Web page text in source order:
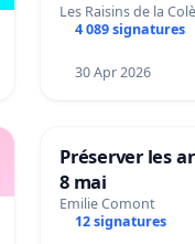
Les Raisins de la
4 089 signatures
30 Apr 2026
Préserver les
8 mai
Emilie Comont
12 signatures